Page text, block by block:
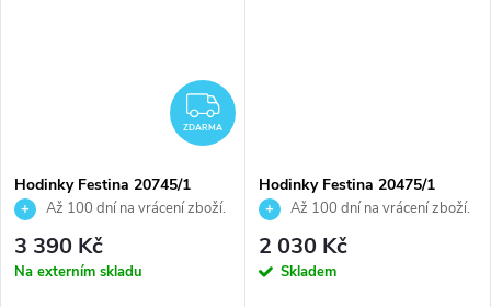
ZDARMA
ZDARMA
Hodinky Festina 20745/1
Až 100 dní na vrácení zboží.
Autorizovaný prodejce.
3 390 Kč
Na externím skladu
Hodinky Festina 20475/1
Až 100 dní na vrácení zboží.
Autorizovaný prodejce.
2 030 Kč
Skladem